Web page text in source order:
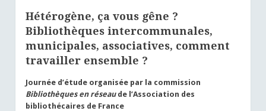
Hétérogène, ça vous gêne ?
Bibliothèques intercommunales,
municipales, associatives, comment
travailler ensemble ?
Journée d’étude organisée par la commission
Bibliothèques en réseaude l’Association des
bibliothécaires de France